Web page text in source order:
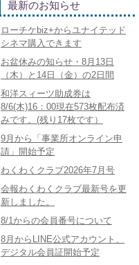
最新のお知らせ
ローチケbiz+からユナイテッド
シネマ購入できます
お盆休みの知らせ・8月13日
（木）と14日（金）の2日間
和洋スィーツ助成券は
8/6(木)16：00現在573枚配布済
みです。(残り17枚です）
9月から「事業所オンライン申
請」開始予定
わくわくクラブ2026年7月号
会報わくわくクラブ最新号を更
新しました。
8/1からの会員番号について
8月からLINE公式アカウント、
デジタル会員証開始予定